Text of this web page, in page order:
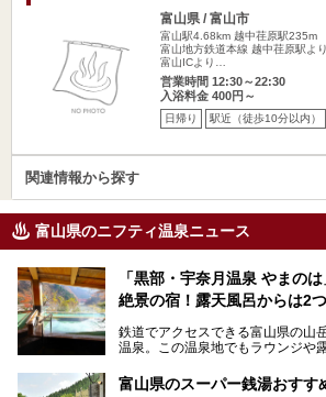
富山県 / 富山市
富山駅4.68km 越中荏原駅235m
富山地方鉄道本線 越中荏原駅よ
富山ICより…
営業時間 12:30～22:30
入浴料金 400円～
日帰り 駅近（徒歩10分以内）
関連情報から探す
富山県のニフティ温泉ニュース
「黒部・宇奈月温泉 やまの
絶景の宿！露天風呂からは2
鉄道でアクセスできる富山県の山
温泉。この温泉地でもラウンジや
の「黒部・宇奈月温泉 やまのは」
富山県のスーパー銭湯おすす